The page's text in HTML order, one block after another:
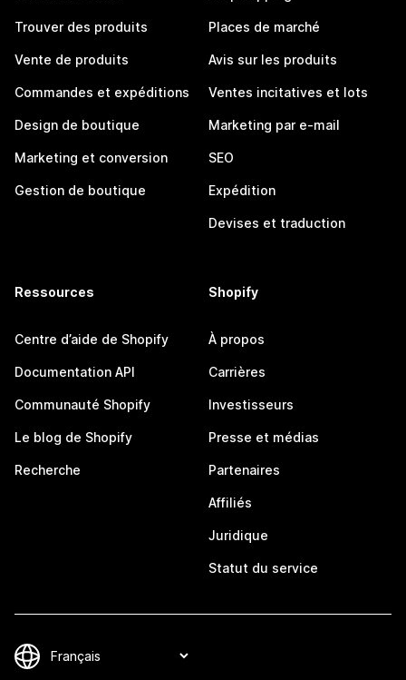
Trouver des produits
Vente de produits
Commandes et expéditions
Design de boutique
Marketing et conversion
Gestion de boutique
Places de marché
Avis sur les produits
Ventes incitatives et lots
Marketing par e-mail
SEO
Expédition
Devises et traduction
Ressources
Centre d’aide de Shopify
Documentation API
Communauté Shopify
Le blog de Shopify
Recherche
Shopify
À propos
Carrières
Investisseurs
Presse et médias
Partenaires
Affiliés
Juridique
Statut du service